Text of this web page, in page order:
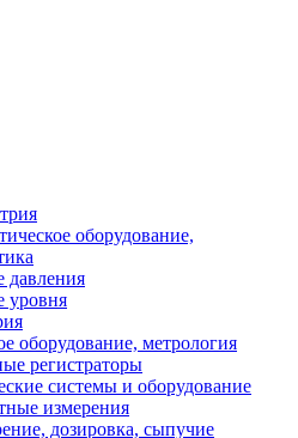
оборудование,
давления
уровня
оборудование, метрология
регистраторы
системы и оборудование
измерения
дозировка, сыпучие